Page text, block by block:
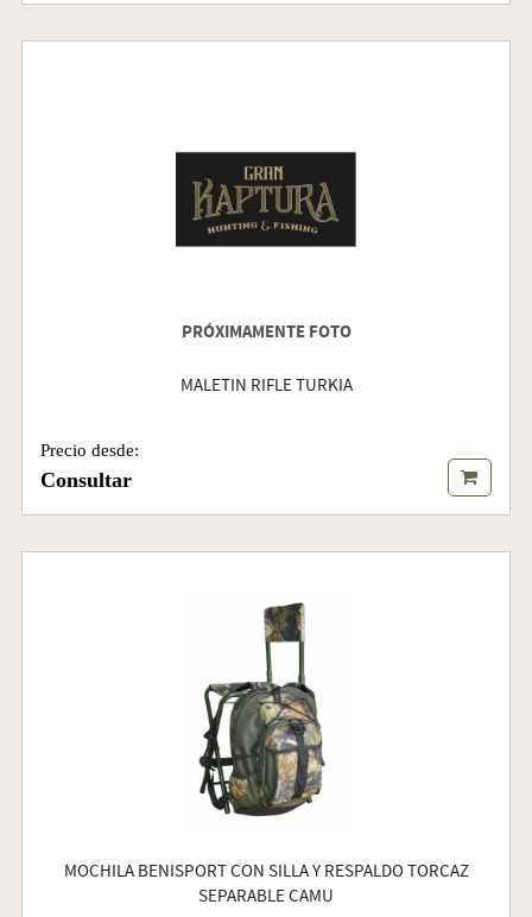
PRÓXIMAMENTE FOTO
MALETIN RIFLE TURKIA
Precio desde:
Consultar
MOCHILA BENISPORT CON SILLA Y RESPALDO TORCAZ
SEPARABLE CAMU